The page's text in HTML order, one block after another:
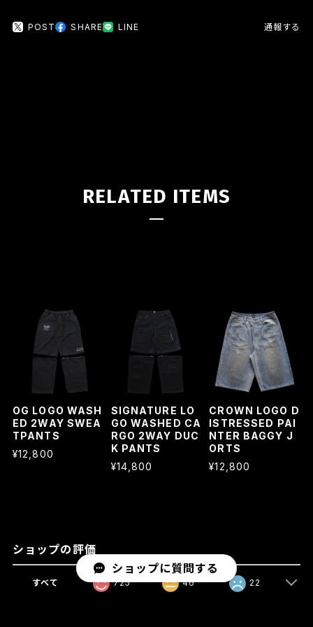
POST SHARE LINE 通報する
RELATED ITEMS
OG LOGO WASH
ED 2WAY SWEA
TPANTS
¥12,800
SIGNATURE LO
GO WASHED CA
RGO 2WAY DUC
K PANTS
¥14,800
CROWN LOGO D
ISTRESSED PAI
NTER BAGGY J
ORTS
¥12,800
ショップの評価
すべて 725 46 22
ショップに質問する